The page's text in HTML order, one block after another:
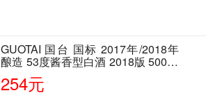
GUOTAI 国台 国标 2017年/2018年
酿造 53度酱香型白酒 2018版 500ml
单瓶装
254元